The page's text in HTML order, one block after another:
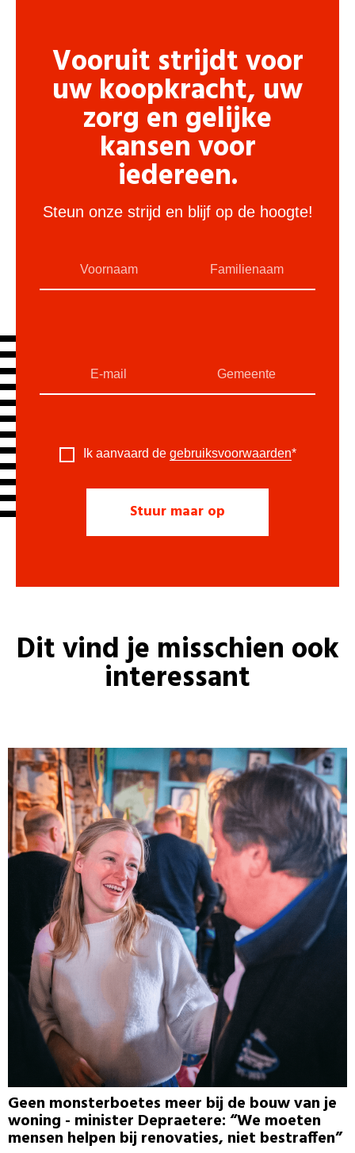
Vooruit strijdt voor
uw koopkracht, uw
zorg en gelijke
kansen voor
iedereen.
Steun onze strijd en blijf op de hoogte!
Ik aanvaard de gebruiksvoorwaarden*
Dit vind je misschien ook
interessant
Geen monsterboetes meer bij de bouw van je
woning - minister Depraetere: “We moeten
mensen helpen bij renovaties, niet bestraffen”